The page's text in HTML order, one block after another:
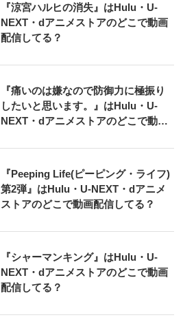
『涼宮ハルヒの消失』はHulu・U-
NEXT・dアニメストアのどこで動画
配信してる？
『痛いのは嫌なので防御力に極振り
したいと思います。』はHulu・U-
NEXT・dアニメストアのどこで動画
『Peeping Life(ピーピング・ライフ)
第2弾』はHulu・U-NEXT・dアニメ
ストアのどこで動画配信してる？
『シャーマンキング』はHulu・U-
NEXT・dアニメストアのどこで動画
配信してる？